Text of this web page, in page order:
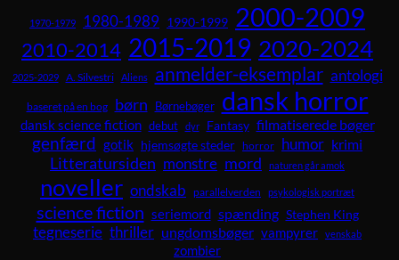
1970-1979 1980-1989 1990-1999 2000-2009
2010-2014 2015-2019 2020-2024
2025-2029 A. Silvestri Aliens anmelder-eksemplar antologi
baseret på en bog børn Børnebøger dansk horror
dansk science fiction debut dyr Fantasy filmatiserede bøger
genfærd gotik hjemsøgte steder horror humor krimi
Litteratursiden monstre mord naturen går amok
noveller ondskab parallelverden psykologisk portræt
science fiction seriemord spænding Stephen King
tegneserie thriller ungdomsbøger vampyrer venskab
zombier